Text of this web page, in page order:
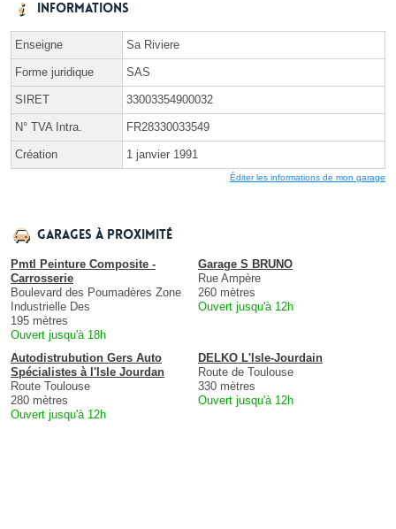
Informations
Enseigne Sa Riviere
Forme juridique SAS
SIRET 33003354900032
N° TVA Intra. FR28330033549
Création 1 janvier 1991
Éditer les informations de mon garage
Garages à proximité
Pmtl Peinture Composite -
Carrosserie
Boulevard des Poumadères Zone
Industrielle Des
195 mètres
Ouvert jusqu'à 18h
Garage S BRUNO
Rue Ampère
260 mètres
Ouvert jusqu'à 12h
Autodistrubution Gers Auto
Spécialistes à l'Isle Jourdan
Route Toulouse
280 mètres
Ouvert jusqu'à 12h
DELKO L'Isle-Jourdain
Route de Toulouse
330 mètres
Ouvert jusqu'à 12h